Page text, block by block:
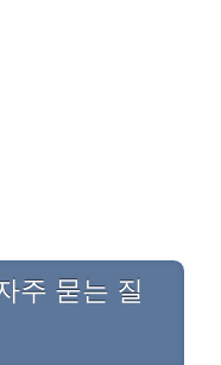
주 묻는 질